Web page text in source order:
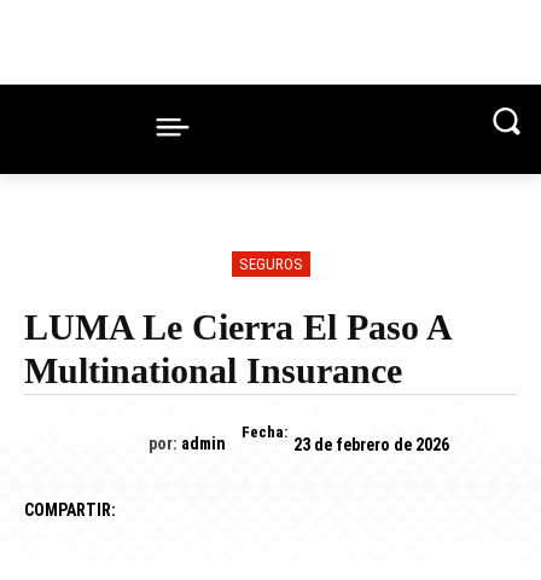
SEGUROS
LUMA Le Cierra El Paso A
Multinational Insurance
por: admin
Fecha:
23 de febrero de 2026
COMPARTIR: